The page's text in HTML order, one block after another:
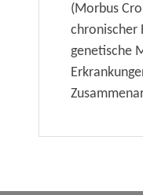
(Morbus
chronischer
genetische